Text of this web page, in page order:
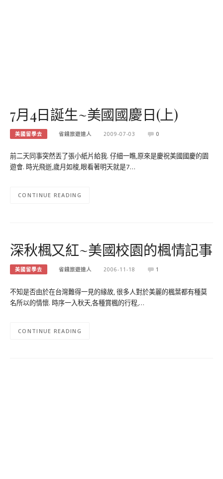
7月4日誕生~美國國慶日(上)
美國留學去 省錢旅遊達人 2009-07-03 0
前二天同事突然丟了張小紙片給我. 仔細一瞧,原來是慶祝美國國慶的園
遊會. 時光飛逝,歲月如梭,眼看著明天就是7…
CONTINUE READING
深秋楓又紅~美國校園的楓情記事
美國留學去 省錢旅遊達人 2006-11-18 1
不知是否由於在台灣難得一見的緣故, 很多人對於美麗的楓葉都有種莫
名所以的情懷. 時序一入秋天,各種賞楓的行程,…
CONTINUE READING